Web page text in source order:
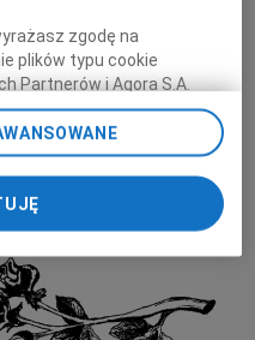
składają
Burmistrz oraz pracownicy
Miasta i Gminy Witnica
zgodę na
plików typu cookie
Partnerów i Agora S.A.
Możesz też w każdej
plików cookie,
zarządzania Twoimi
danych poprzez
w stopce serwisu i
zaawansowane”.
jest także za
S.A. możemy